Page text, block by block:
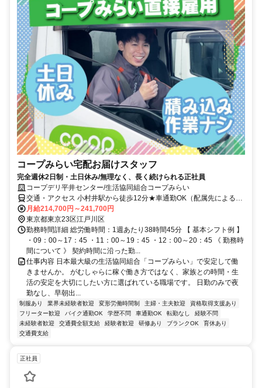
コープみらい宅配お届けスタッフ
完全週休2日制・土日休み/無理なく、長く続けられる正社員
コープデリ平井センター/生活協同組合コープみらい
交通・アクセス 小村井駅から徒歩12分★車通勤OK（配属先による）
※配属先は、入職時期や各センターの人員状況を踏まえ、本人の希望
を考慮した上で、募集場所を含む通勤可能な範囲のセンターから決定
します。
月給214,700円～241,700円
東京都東京23区江戸川区
勤務時間詳細 総労働時間：1週あたり38時間45分 【 基本シフト例 】
・09：00～17：45 ・11：00～19：45 ・12：00～20：45 《 勤務時
間について 》 契約時間に沿った勤...
仕事内容 日本最大級の生活協同組合「コープみらい」で安定して働
きませんか。 がむしゃらに稼ぐ働き方ではなく、家族との時間・生
活の安定を大切にしたい方に選ばれている職場です。 日勤のみで夜
勤なし、早朝出...
制服あり 業界未経験者歓迎 変形労働時間制 主婦・主夫歓迎
資格取得支援あり
フリーター歓迎
バイク通勤OK 学歴不問 車通勤OK 転勤なし
経験不問
未経験者歓迎
交通費全額支給 経験者歓迎 研修あり ブランクOK
育休あり
交通費支給
正社員